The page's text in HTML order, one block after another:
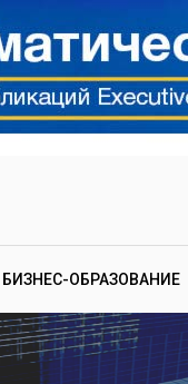
БИЗНЕС-ОБРАЗОВАНИЕ